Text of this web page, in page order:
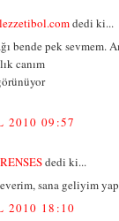
dedi ki...
bende pek sevmem.
canım
2010 09:57
dedi ki...
sana geliyim
2010 18:10